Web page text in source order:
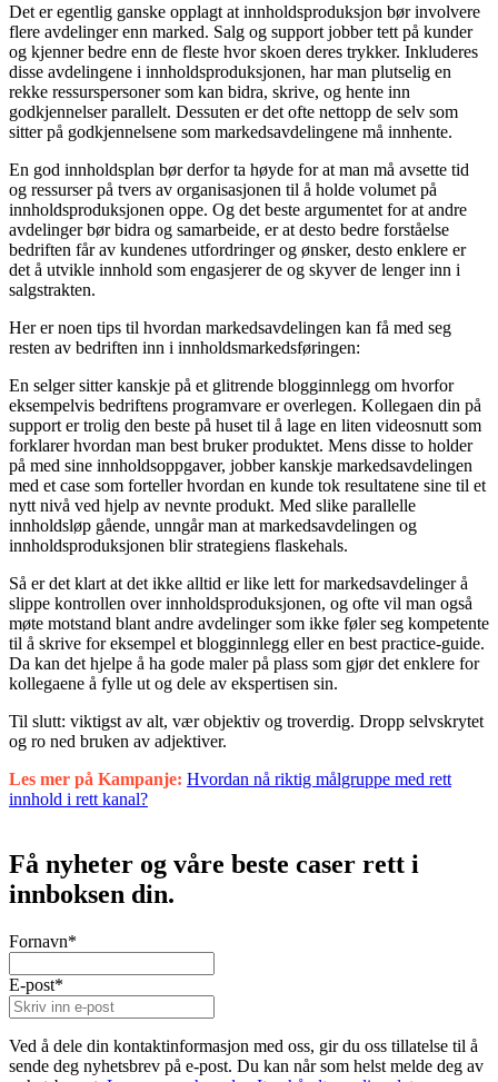
Det er egentlig ganske opplagt at innholdsproduksjon bør involvere
flere avdelinger enn marked. Salg og support jobber tett på kunder
og kjenner bedre enn de fleste hvor skoen deres trykker. Inkluderes
disse avdelingene i innholdsproduksjonen, har man plutselig en
rekke ressurspersoner som kan bidra, skrive, og hente inn
godkjennelser parallelt. Dessuten er det ofte nettopp de selv som
sitter på godkjennelsene som markedsavdelingene må innhente.
En god innholdsplan bør derfor ta høyde for at man må avsette tid
og ressurser på tvers av organisasjonen til å holde volumet på
innholdsproduksjonen oppe. Og det beste argumentet for at andre
avdelinger bør bidra og samarbeide, er at desto bedre forståelse
bedriften får av kundenes utfordringer og ønsker, desto enklere er
det å utvikle innhold som engasjerer de og skyver de lenger inn i
salgstrakten.
Her er noen tips til hvordan markedsavdelingen kan få med seg
resten av bedriften inn i innholdsmarkedsføringen:
En selger sitter kanskje på et glitrende blogginnlegg om hvorfor
eksempelvis bedriftens programvare er overlegen. Kollegaen din på
support er trolig den beste på huset til å lage en liten videosnutt som
forklarer hvordan man best bruker produktet. Mens disse to holder
på med sine innholdsoppgaver, jobber kanskje markedsavdelingen
med et case som forteller hvordan en kunde tok resultatene sine til et
nytt nivå ved hjelp av nevnte produkt. Med slike parallelle
innholdsløp gående, unngår man at markedsavdelingen og
innholdsproduksjonen blir strategiens flaskehals.
Så er det klart at det ikke alltid er like lett for markedsavdelinger å
slippe kontrollen over innholdsproduksjonen, og ofte vil man også
møte motstand blant andre avdelinger som ikke føler seg kompetente
til å skrive for eksempel et blogginnlegg eller en best practice-guide.
Da kan det hjelpe å ha gode maler på plass som gjør det enklere for
kollegaene å fylle ut og dele av ekspertisen sin.
Til slutt: viktigst av alt, vær objektiv og troverdig. Dropp selvskrytet
og ro ned bruken av adjektiver.
Les mer på Kampanje: Hvordan nå riktig målgruppe med rett
innhold i rett kanal?
Få nyheter og våre beste caser rett i
innboksen din.
Fornavn*
E-post*
Ved å dele din kontaktinformasjon med oss, gir du oss tillatelse til å
sende deg nyhetsbrev på e-post. Du kan når som helst melde deg av